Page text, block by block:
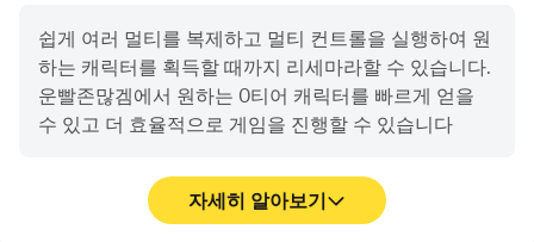
이 효율적인 것은 아닙니다.
추천되지 않는 하위 티어 유닛에는 닌자, 펭귄악사, 중력자
탄 등 재화 대비 효율이 떨어지는 캐릭터들이 포함됩니다.
전략이 필요하며, 이를 위해 LD플레이어에서 다양한 조합
실험을 해보는 것도 좋은 방법입니다.
쉽게 여러 멀티를 복제하고 멀티 컨트롤을 실행하여 원
하는 캐릭터를 획득할 때까지 리세마라할 수 있습니다.
운빨존많겜에서 원하는 0티어 캐릭터를 빠르게 얻을
수 있고 더 효율적으로 게임을 진행할 수 있습니다
자세히 알아보기